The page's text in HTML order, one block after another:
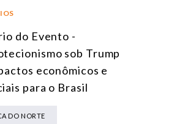
do Evento -
sob Trump
econômicos e
para o Brasil
DO NORTE